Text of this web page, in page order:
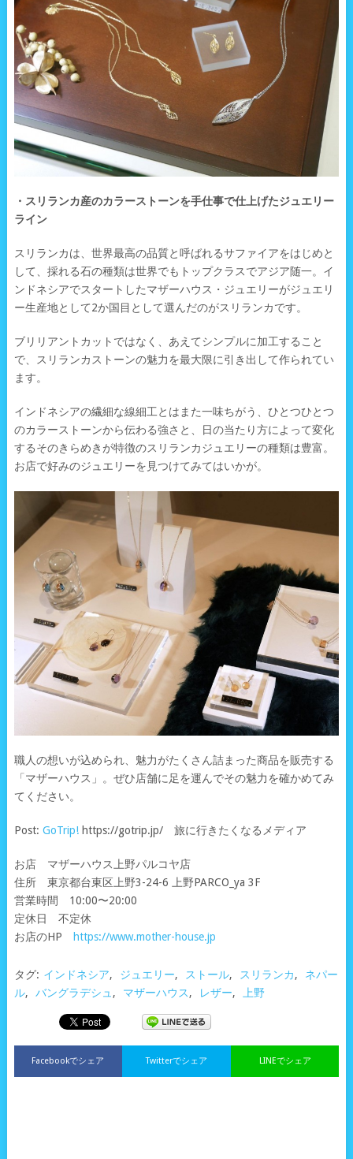
・スリランカ産のカラーストーンを手仕事で仕上げたジュエリー
ライン
スリランカは、世界最高の品質と呼ばれるサファイアをはじめと
して、採れる石の種類は世界でもトップクラスでアジア随一。イ
ンドネシアでスタートしたマザーハウス・ジュエリーがジュエリ
ー生産地として2か国目として選んだのがスリランカです。
ブリリアントカットではなく、あえてシンプルに加工すること
で、スリランカストーンの魅力を最大限に引き出して作られてい
ます。
インドネシアの繊細な線細工とはまた一味ちがう、ひとつひとつ
のカラーストーンから伝わる強さと、日の当たり方によって変化
するそのきらめきが特徴のスリランカジュエリーの種類は豊富。
お店で好みのジュエリーを見つけてみてはいかが。
職人の想いが込められ、魅力がたくさん詰まった商品を販売する
「マザーハウス」。ぜひ店舗に足を運んでその魅力を確かめてみ
てください。
Post: GoTrip!https://gotrip.jp/ 旅に行きたくなるメディア
お店 マザーハウス上野パルコヤ店
住所 東京都台東区上野3-24-6 上野PARCO_ya 3F
営業時間 10:00〜20:00
定休日 不定休
お店のHP
https://www.mother-house.jp
タグ: インドネシア, ジュエリー, ストール, スリランカ,
ネパー
ル, バングラデシュ , マザーハウス, レザー, 上野
Facebookでシェア LINEでシェア
Twitterでシェア